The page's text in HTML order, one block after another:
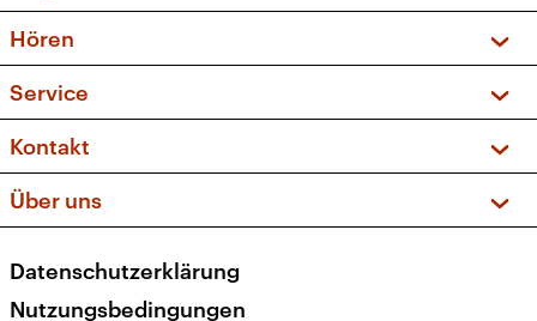
Sendungen und Podcasts
Musikliste
Kakadu – Das Kinderprogramm
Hören
Frequenzen (UKW + DAB+)
Service
FAQ
Apps
Newsletter
Veranstaltungen
Kontakt
Social Media
Über uns
Presse
Datenschutzerklärung
Nutzungsbedingungen